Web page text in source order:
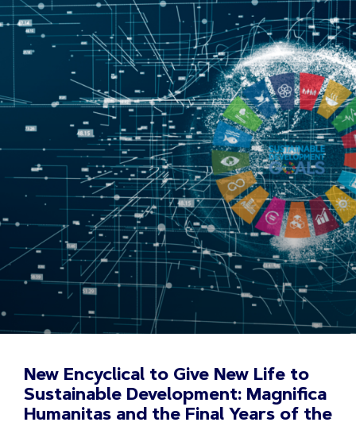
New Encyclical to Give New Life to
Sustainable Development: Magnifica
Humanitas and the Final Years of the